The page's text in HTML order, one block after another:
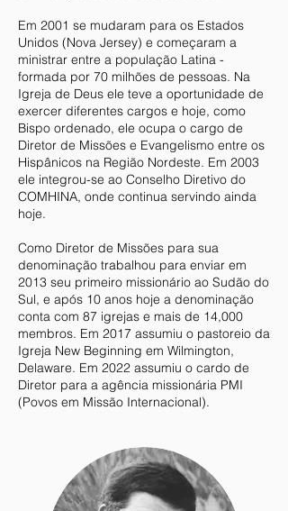
Em 2001 se mudaram para os Estados
Unidos (Nova Jersey) e começaram a
ministrar entre a população Latina -
formada por 70 milhões de pessoas. Na
Igreja de Deus ele teve a oportunidade de
exercer diferentes cargos e hoje, como
Bispo ordenado, ele ocupa o cargo de
Diretor de Missões e Evangelismo entre os
Hispânicos na Região Nordeste. Em 2003
ele integrou-se ao Conselho Diretivo do
COMHINA, onde continua servindo ainda
hoje.
Como Diretor de Missões para sua
denominação trabalhou para enviar em
2013 seu primeiro missionário ao Sudão do
Sul, e após 10 anos hoje a denominação
conta com 87 igrejas e mais de 14,000
membros. Em 2017 assumiu o pastoreio da
Igreja New Beginning em Wilmington,
Delaware. Em 2022 assumiu o cardo de
Diretor para a agência missionária PMI
(Povos em Missão Internacional).